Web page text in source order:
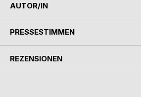
AUTOR/IN
PRESSESTIMMEN
REZENSIONEN